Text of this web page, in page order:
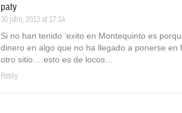
paty
30 julio, 2013 at 17:14
Si no han tenido ‘exito en Montequinto es
dinero en algo que no ha llegado a ponerse
otro sitio….esto es de locos…
Reply